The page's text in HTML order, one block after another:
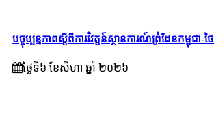
បច្ចុប្បន្នភាពស្ដីពីការវិវត្តន៍ស្ថានការណ៍ព្រំដែនកម្ពុជា-ថៃ
ថ្ងៃទី៦ ខែ​សីហា ឆ្នាំ ២០២៦